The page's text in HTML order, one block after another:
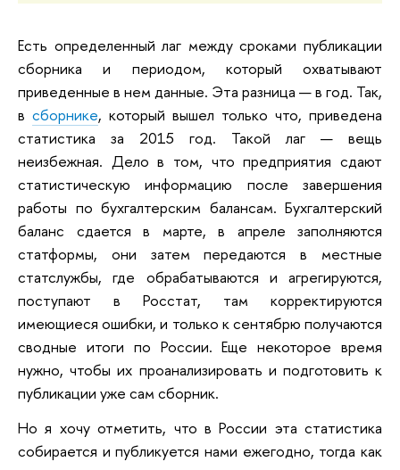
Есть определенный лаг между сроками публикации
сборника и периодом, который охватывают
приведенные в нем данные. Эта разница — в год. Так,
в сборнике, который вышел только что, приведена
статистика за 2015 год. Такой лаг — вещь
неизбежная. Дело в том, что предприятия сдают
статистическую информацию после завершения
работы по бухгалтерским балансам. Бухгалтерский
баланс сдается в марте, в апреле заполняются
статформы, они затем передаются в местные
статслужбы, где обрабатываются и агрегируются,
поступают в Росстат, там корректируются
имеющиеся ошибки, и только к сентябрю получаются
сводные итоги по России. Еще некоторое время
нужно, чтобы их проанализировать и подготовить к
публикации уже сам сборник.
Но я хочу отметить, что в России эта статистика
собирается и публикуется нами ежегодно, тогда как